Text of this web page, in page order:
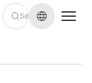
Endre